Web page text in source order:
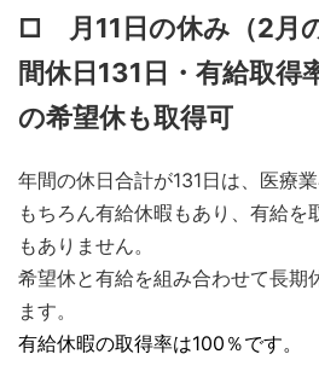
□ 月11日の休み（2月
間休日131日・有給取得
の希望休も取得可
年間の休日合計が131日は、医療
もちろん有給休暇もあり、有給を
もありません。
希望休と有給を組み合わせて長期
ます。
有給休暇の取得率は100％です。